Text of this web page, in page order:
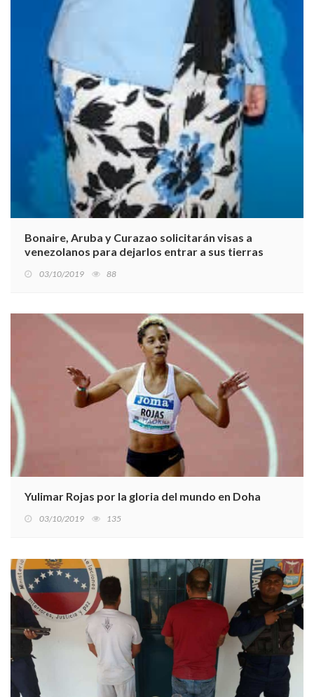
Bonaire, Aruba y Curazao solicitarán visas a
venezolanos para dejarlos entrar a sus tierras
03/10/2019 88
Yulimar Rojas por la gloria del mundo en Doha
03/10/2019 135